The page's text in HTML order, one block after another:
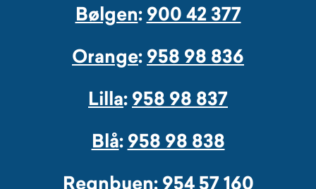
Bølgen:900 42 377
Orange:958 98 836
Lilla:958 98 837
Blå:958 98 838
Regnbuen:954 57 160